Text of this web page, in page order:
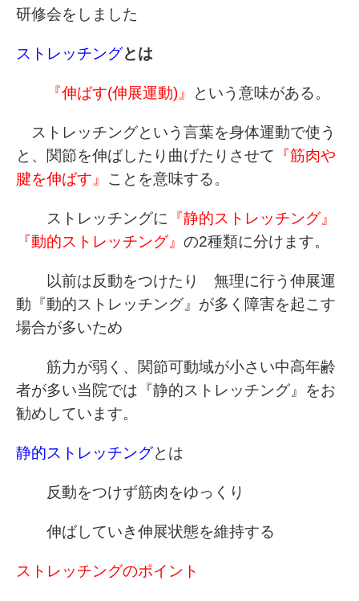
研修会をしました
ストレッチングとは
『伸ばす(伸展運動)』 という意味がある。
ストレッチングという言葉を身体運動で使う
と、関節を伸ばしたり曲げたりさせて 『筋肉や
腱を伸ばす』 ことを意味する。
ストレッチングに 『静的ストレッチング』
『動的ストレッチング』 の2種類に分けます。
以前は反動をつけたり 無理に行う伸展運
動『動的ストレッチング』が多く障害を起こす
場合が多いため
筋力が弱く、関節可動域が小さい中高年齢
者が多い当院では『静的ストレッチング』をお
勧めしています。
静的ストレッチングとは
反動をつけず筋肉をゆっくり
伸ばしていき伸展状態を維持する
ストレッチングのポイント